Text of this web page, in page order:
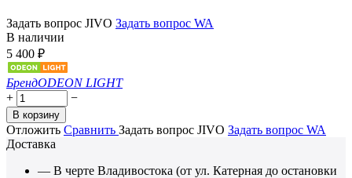
Задать вопрос JIVO Задать вопрос WA
В наличии
5 400 ₽
БрендODEON LIGHT
+
−
В корзину
Отложить Сравнить Задать вопрос JIVO Задать вопрос WA
Доставка
— В черте Владивостока (от ул. Катерная до остановки